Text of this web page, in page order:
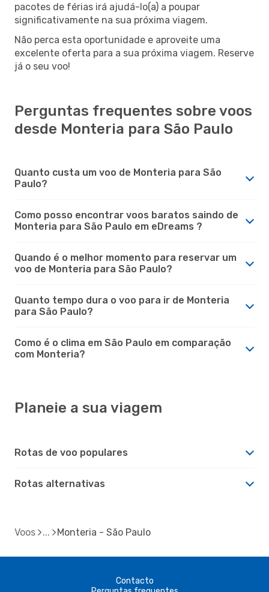
pacotes de férias irá ajudá-lo(a) a poupar
significativamente na sua próxima viagem.
Não perca esta oportunidade e aproveite uma
excelente oferta para a sua próxima viagem. Reserve
já o seu voo!
Perguntas frequentes sobre voos
desde Monteria para São Paulo
Quanto custa um voo de Monteria para São
Paulo?
Como posso encontrar voos baratos saindo de
Monteria para São Paulo em eDreams ?
Quando é o melhor momento para reservar um
voo de Monteria para São Paulo?
Quanto tempo dura o voo para ir de Monteria
para São Paulo?
Como é o clima em São Paulo em comparação
com Monteria?
Planeie a sua viagem
Rotas de voo populares
Rotas alternativas
Voos Monteria - São Paulo
Contacto